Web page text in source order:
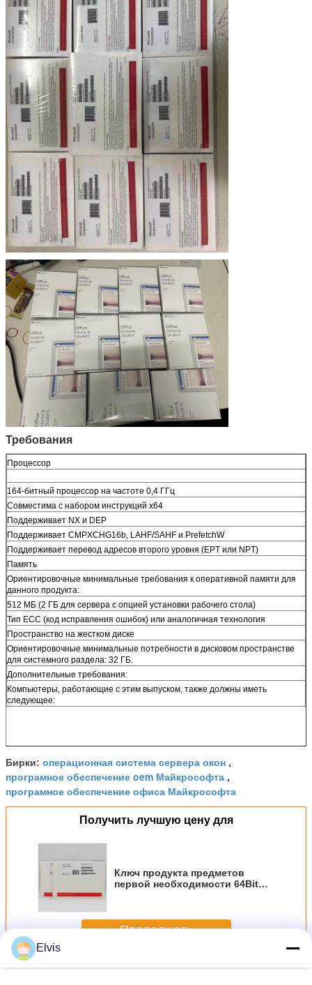
Требования
Процессор
164-битный процессор на частоте 0,4 ГГц
Совместима с набором инструкций x64
Поддерживает NX и DEP
Поддерживает CMPXCHG16b, LAHF/SAHF и PrefetchW
Поддерживает перевод адресов второго уровня (EPT или NPT)
Память
Ориентировочные минимальные требования к оперативной памяти для
данного продукта:
512 МБ (2 ГБ для сервера с опцией установки рабочего стола)
Тип ECC (код исправления ошибок) или аналогичная технология
Пространство на жестком диске
Ориентировочные минимальные потребности в дисковом пространстве
для системного раздела: 32 ГБ.
Дополнительные требования:
Компьютеры, работающие с этим выпуском, также должны иметь
следующее:
Бирки: операционная система сервера окон ,
програмное обеспечение oem Майкрософта ,
програмное обеспечение офиса Майкрософта
Получить лучшую цену для
Ключ продукта предметов
первой необходимости 64Bit
Продолжать
БольшеСервер 2019 выигрыша
Elvis